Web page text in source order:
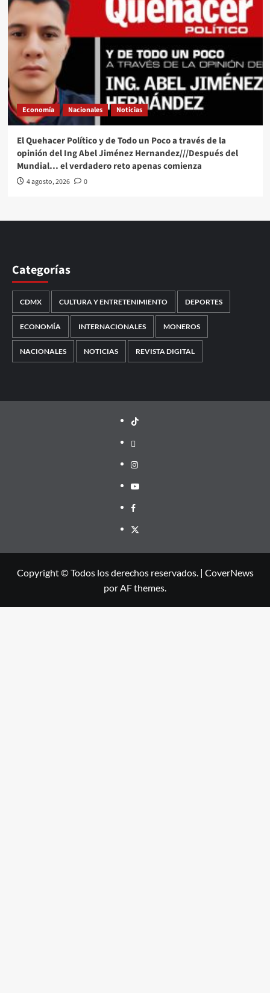
Economía Nacionales Noticias
El Quehacer Político y de Todo un Poco a través de la
opinión del Ing Abel Jiménez Hernandez///Después del
Mundial… el verdadero reto apenas comienza
4 agosto, 2026 0
Categorías
CDMX CULTURA Y ENTRETENIMIENTO DEPORTES
ECONOMÍA INTERNACIONALES MONEROS
NACIONALES NOTICIAS REVISTA DIGITAL
TikTok
threads
Instagram
Youtube
Facebook
X
Copyright © Todos los derechos reservados. | CoverNews
por AF themes.